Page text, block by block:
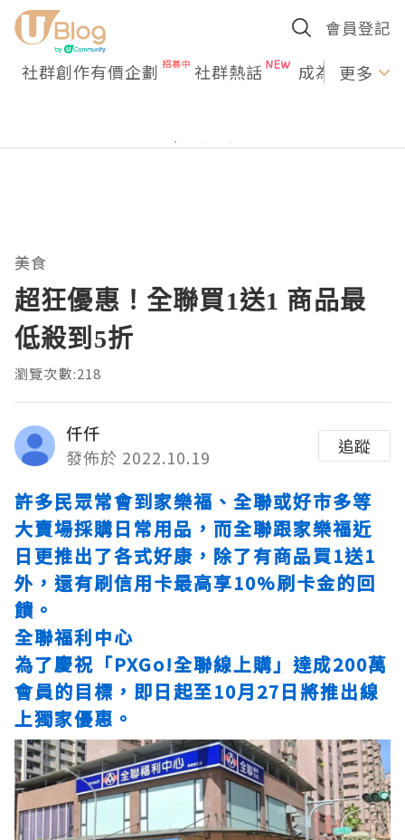
會員登記
社群創作有價企劃 社群熱話 成為U更多
美食
超狂優惠！全聯買1送1 商品最
低殺到5折
瀏覽次數:218
仟仟
發佈於 2022.10.19
追蹤
許多民眾常會到家樂福、全聯或好市多等
大賣場採購日常用品，而全聯跟家樂福近
日更推出了各式好康，除了有商品買1送1
外，還有刷信用卡最高享10%刷卡金的回
饋。
全聯福利中心
為了慶祝「PXGo!全聯線上購」達成200萬
會員的目標，即日起至10月27日將推出線
上獨家優惠。